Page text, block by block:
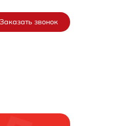
Заказать звонок